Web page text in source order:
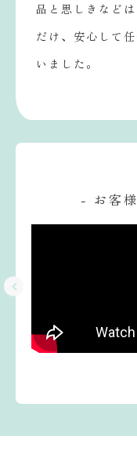
品と思しきなど
だけ、安心して
いました。
- お客